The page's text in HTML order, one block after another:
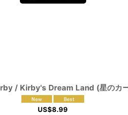
/ Kirby's Dream Land (星のカ
US$8.99